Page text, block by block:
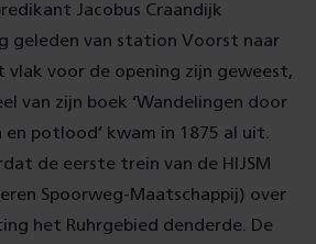
Jacobus Craandijk
geleden van station Voorst naar
vlak voor de opening zijn geweest,
van zijn boek ‘Wandelingen door
potlood’ kwam in 1875 al uit.
de eerste trein van de HIJSM
Spoorweg-Maatschappij) over
het Ruhrgebied denderde. De